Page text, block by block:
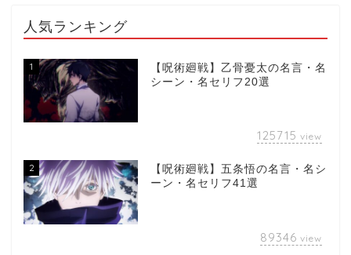
人気ランキング
1
【呪術廻戦】乙骨憂太の名言・名
シーン・名セリフ20選
125715 view
2
【呪術廻戦】五条悟の名言・名シ
ーン・名セリフ41選
89346 view